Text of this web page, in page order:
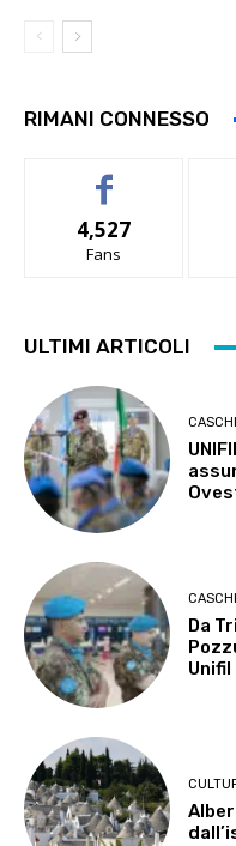
RIMANI CONNESSO
4,527
Fans
ULTIMI ARTICOLI
Da
Unifil